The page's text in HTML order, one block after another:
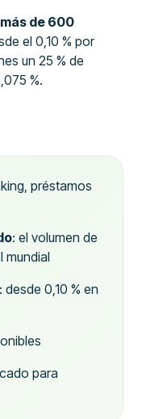
más de 600
el 0,10 % por
un 25 % de
%.
préstamos
: el volumen de
mundial
: desde 0,10 % en
para